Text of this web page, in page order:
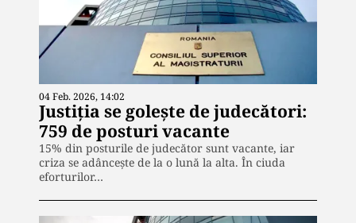
04 Feb. 2026, 14:02
Justiția se golește de judecători:
759 de posturi vacante
15% din posturile de judecător sunt vacante, iar
criza se adâncește de la o lună la alta. În ciuda
eforturilor…